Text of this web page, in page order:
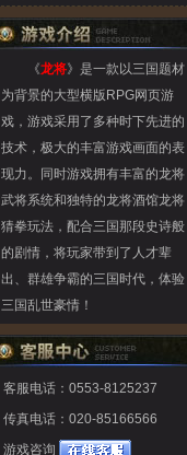
《龙将》是一款以三国题材
为背景的大型横版RPG网页游
戏，游戏采用了多种时下先进的
技术，极大的丰富游戏画面的表
现力。同时游戏拥有丰富的龙将
武将系统和独特的龙将酒馆龙将
猜拳玩法，配合三国那段史诗般
的剧情，将玩家带到了人才辈
出、群雄争霸的三国时代，体验
三国乱世豪情！
客服电话：0553-8125237
传真电话：020-85166566
游戏咨询